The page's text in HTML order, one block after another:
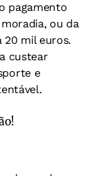
pagamento
ou da
20 mil euros.
custear
e